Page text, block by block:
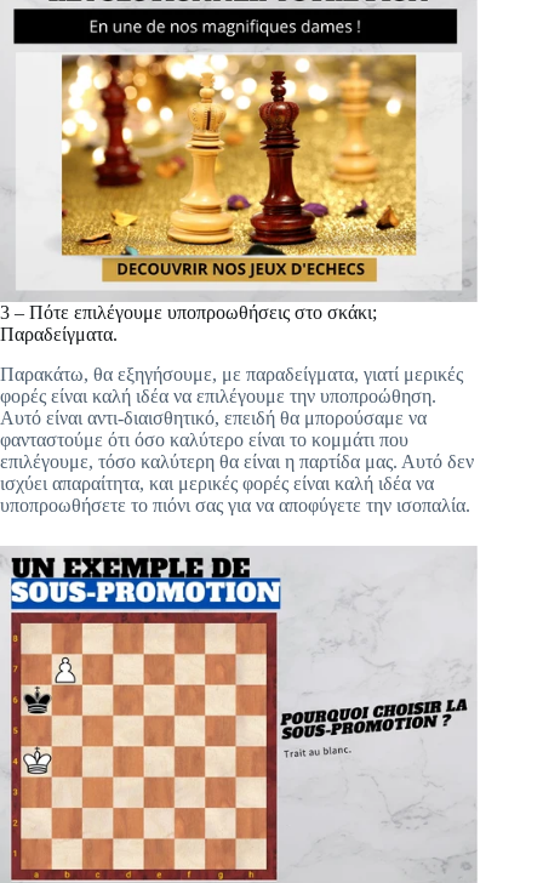
3 – Πότε επιλέγουμε υποπροωθήσεις στο σκάκι;
Παραδείγματα.
Παρακάτω, θα εξηγήσουμε, με παραδείγματα, γιατί μερικές
φορές είναι καλή ιδέα να επιλέγουμε την υποπροώθηση.
Αυτό είναι αντι-διαισθητικό, επειδή θα μπορούσαμε να
φανταστούμε ότι όσο καλύτερο είναι το κομμάτι που
επιλέγουμε, τόσο καλύτερη θα είναι η παρτίδα μας. Αυτό δεν
ισχύει απαραίτητα, και μερικές φορές είναι καλή ιδέα να
υποπροωθήσετε το πιόνι σας για να αποφύγετε την ισοπαλία.